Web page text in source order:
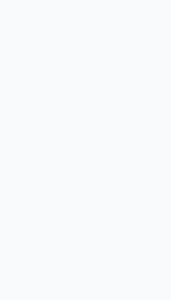
du søger.